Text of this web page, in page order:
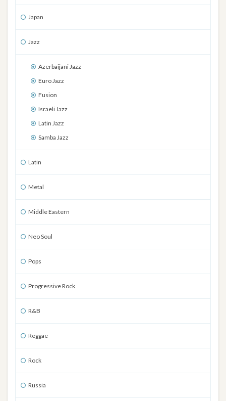
Japan
Jazz
Azerbaijani Jazz
Euro Jazz
Fusion
Israeli Jazz
Latin Jazz
Samba Jazz
Latin
Metal
Middle Eastern
Neo Soul
Pops
Progressive Rock
R&B
Reggae
Rock
Russia